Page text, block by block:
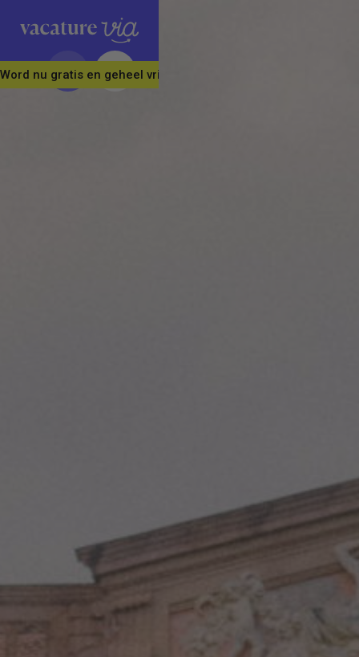
Word nu gratis en geheel vrijblijvend lid van ons Vacature Via